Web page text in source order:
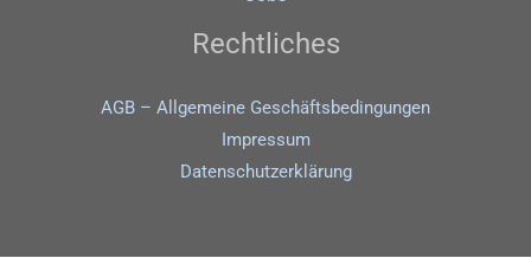
Rechtliches
AGB – Allgemeine Geschäftsbedingungen
Impressum
Datenschutz­erklärung